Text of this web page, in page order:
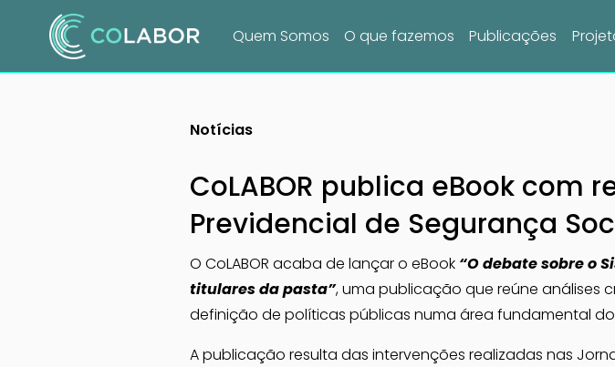
Quem Somos O que fazemos Publicações
CoLABOR publica eBook com
Previdencial de Segurança
Notícias
O CoLABOR acaba de lançar o eBook “O debate sobre o
titulares da pasta”, uma publicação que reúne análises
definição de políticas públicas numa área fundamental do
A publicação resulta das intervenções realizadas nas